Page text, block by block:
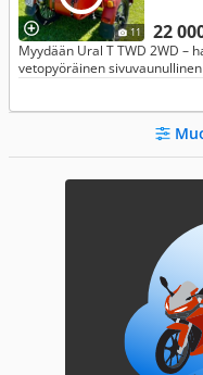
11 22
Myydään Ural T TWD 2WD –
vetopyöräinen